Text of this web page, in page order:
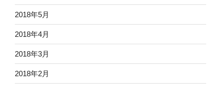
2018年5月
2018年4月
2018年3月
2018年2月